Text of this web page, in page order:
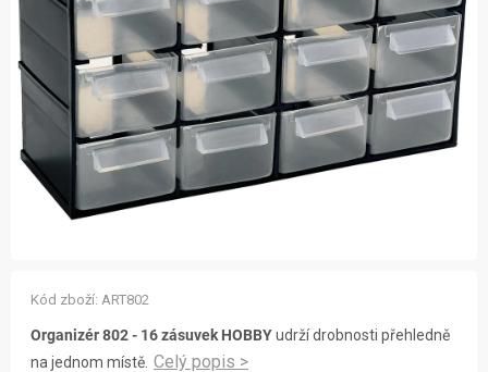
NOVINKY
OSTATNÍ
12 důvodů proč Gigamat Možnosti dopravy
Hodnocení obchodu
Organizér 802 - 16 zásuvek HOBBYudrží drobnosti přehledně
na jednom místě.
Kód zboží: ART802